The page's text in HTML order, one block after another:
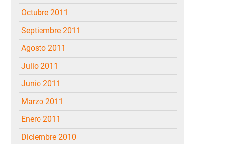
octubre 2011
septiembre 2011
agosto 2011
julio 2011
junio 2011
marzo 2011
enero 2011
diciembre 2010